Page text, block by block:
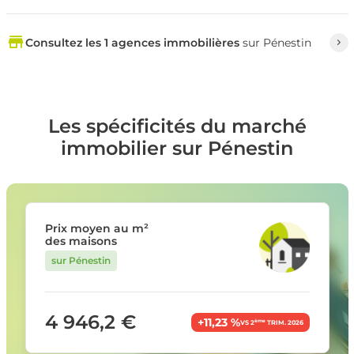
Consultez les 1 agences immobilièressur Pénestin
Les spécificités du marché
immobilier sur Pénestin
Prix moyen au m²
des maisons
sur Pénestin
4 946,2 € +11,23 %VS 2èmeTRIM. 2026